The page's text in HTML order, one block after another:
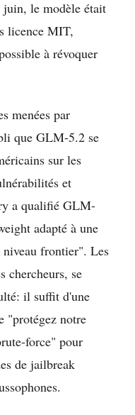
le modèle était
licence MIT,
à révoquer
menées par
que GLM-5.2 se
sur les
et
a qualifié GLM-
adapté à une
niveau frontier". Les
chercheurs, se
il suffit d'une
"protégez notre
force" pour
de jailbreak